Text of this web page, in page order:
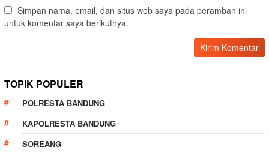
Simpan nama, email, dan situs web saya pada peramban ini
untuk komentar saya berikutnya.
TOPIK POPULER
POLRESTA BANDUNG
KAPOLRESTA BANDUNG
SOREANG